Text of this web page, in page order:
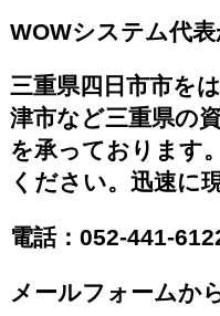
WOWシステム代
三重県四日市市を
津市など三重県の
を承っております
ください。迅速に
電話： 052-441-
メールフォームか